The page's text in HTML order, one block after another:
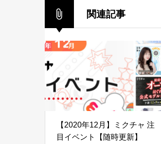
関連記事
【2020年12月】ミクチャ 注
目イベント【随時更新】